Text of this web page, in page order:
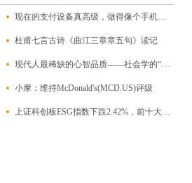
现在的支付设备真高级，做得像个手机一样，自带一块大触屏，有个前置摄像
杜甫七言古诗《曲江三章章五句》读记
现代人最稀缺的心智品质——社会学的“三大想象力”
小摩：维持McDonald's(MCD.US)评级
上证科创板ESG指数下跌2.42%，前十大权重包含澜起科技等